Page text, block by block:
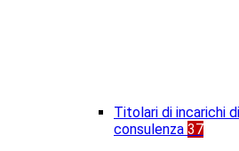
Titolari di incarichi
consulenza 37